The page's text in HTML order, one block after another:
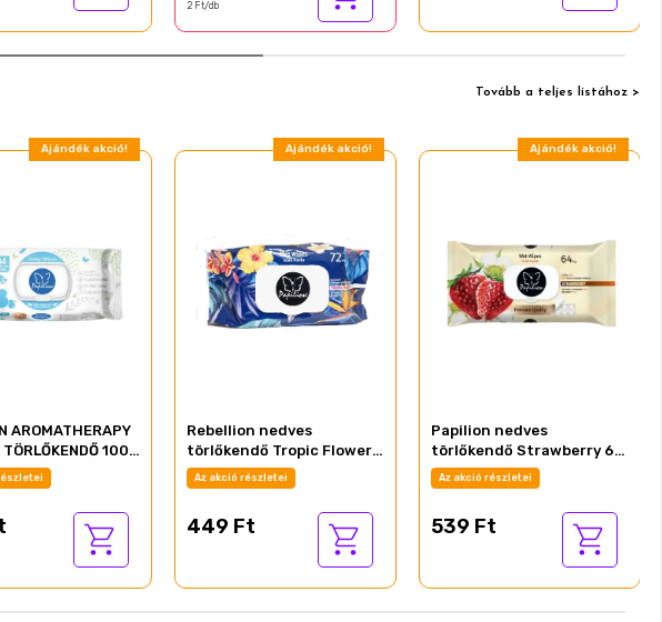
2 Ft/db
Tovább a teljes listához >
Ajándék akció!
AROMATHERAPY
TÖRLŐKENDŐ 100
Ajándék akció!
Rebellion nedves
törlőkendő Tropic Flowers
72db-os
Az akció részletei
449 Ft
Ajándék akció!
Papilion nedves
törlőkendő Strawberry 64
dbAz akció részletei
539 Ft